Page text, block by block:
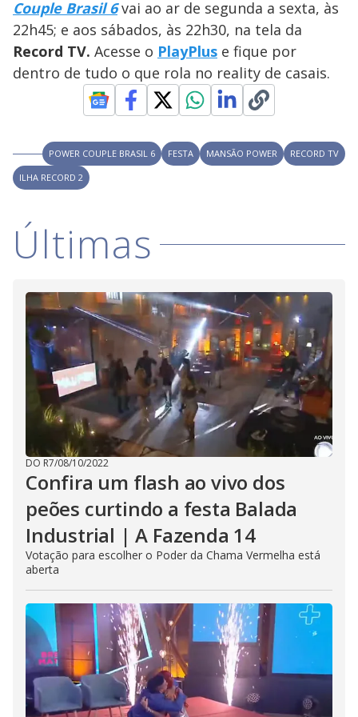
V
i
d
e
o
M
u
d
o
Couple Brasil 6vai ao ar de segunda a sexta, às
22h45; e aos sábados, às 22h30, na tela da
Record TV. Acesse o PlayPlus e fique por
dentro de tudo o que rola no reality de casais.
POWER COUPLE BRASIL 6 FESTA MANSÃO POWER
RECORD TV
ILHA RECORD 2
Últimas
DO R7/08/10/2022
Confira um flash ao vivo dos
peões curtindo a festa Balada
Industrial | A Fazenda 14
Votação para escolher o Poder da Chama Vermelha está
aberta